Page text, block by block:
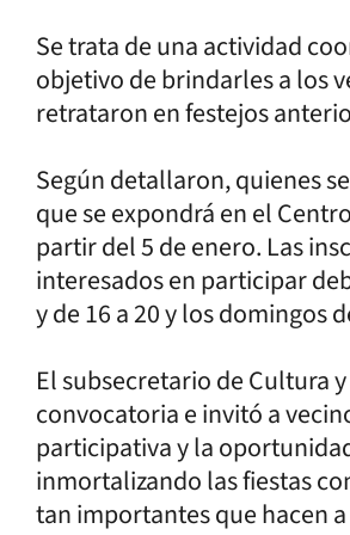
Se trata de una actividad
objetivo de brindarles a los
retrataron en festejos
Según detallaron, quienes
que se expondrá en el
partir del 5 de enero. Las
interesados en participar
y de 16 a 20 y los domingos
El subsecretario de Cultura
convocatoria e invitó a
participativa y la
inmortalizando las fiestas
tan importantes que hacen